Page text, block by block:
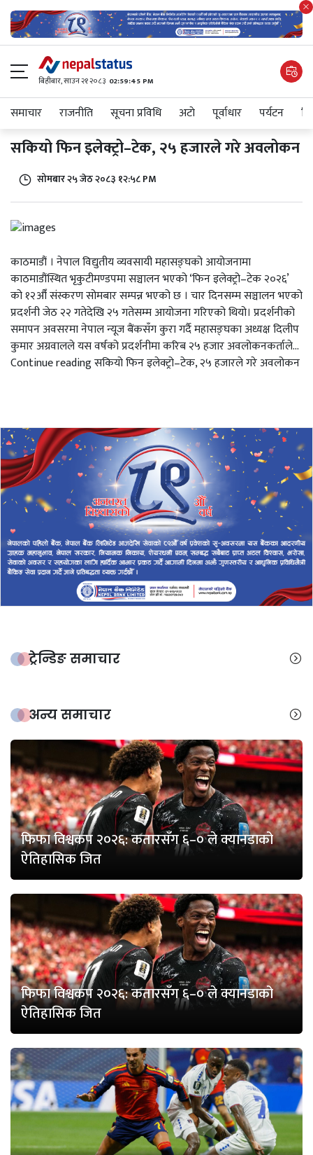
बिहीबार, साउन २१ २०८३ 02:59:45 PM
समाचार राजनीति सूचना प्रविधि अटाे पूर्वाधार पर्यटन
सकियो फिन इलेक्ट्रो–टेक, २५ हजारले गरे अवलोकन
सोमबार २५ जेठ २०८३ १२:५८ PM
काठमाडौं । नेपाल विद्युतीय व्यवसायी महासङ्घको आयोजनामा
काठमाडौंस्थित भृकुटीमण्डपमा सञ्चालन भएको ‘फिन इलेक्ट्रो–टेक २०२६’
को १२औँ संस्करण सोमबार सम्पन्न भएको छ । चार दिनसम्म सञ्चालन भएको
प्रदर्शनी जेठ २२ गतेदेखि २५ गतेसम्म आयोजना गरिएको थियो। प्रदर्शनीको
समापन अवसरमा नेपाल न्यूज बैंकसँग कुरा गर्दै महासङ्घका अध्यक्ष दिलीप
कुमार अग्रवालले यस वर्षको प्रदर्शनीमा करिब २५ हजार अवलोकनकर्ताले…
Continue reading सकियो फिन इलेक्ट्रो–टेक, २५ हजारले गरे अवलोकन
ट्रेन्डिङ समाचार
अन्य समाचार
फिफा विश्वकप २०२६: कतारसँग ६–० ले क्यानडाको
ऐतिहासिक जित
फिफा विश्वकप २०२६: कतारसँग ६–० ले क्यानडाको
ऐतिहासिक जित